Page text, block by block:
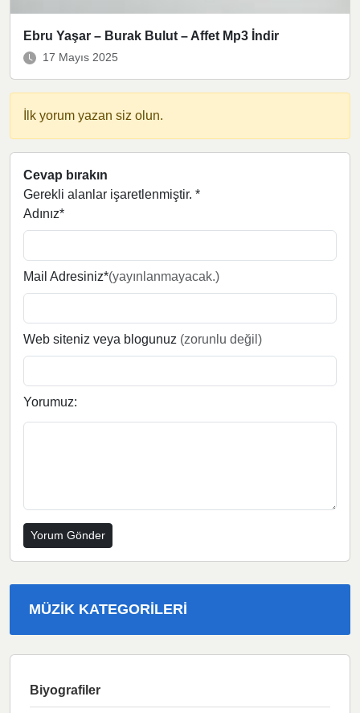
Ebru Yaşar – Burak Bulut – Affet Mp3 İndir
17 Mayıs 2025
İlk yorum yazan siz olun.
Cevap bırakın
Gerekli alanlar işaretlenmiştir. *
Adınız*
Mail Adresiniz*(yayınlanmayacak.)
Web siteniz veya blogunuz (zorunlu değil)
Yorumuz:
MÜZIK KATEGORILERI
Biyografiler